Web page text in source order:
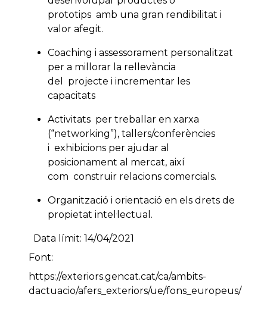
prototips amb una gran rendibilitat i
valor afegit.
Coaching i assessorament personalitzat
per a millorar la rellevància
del projecte i incrementar les
capacitats
Activitats per treballar en xarxa
(“networking”), tallers/conferències
i exhibicions per ajudar al
posicionament al mercat, així
com construir relacions comercials.
Organització i orientació en els drets de
propietat intel·lectual.
Data límit: 14/04/2021
Font:
https://exteriors.gencat.cat/ca/ambits-
dactuacio/afers_exteriors/ue/fons_europeus/